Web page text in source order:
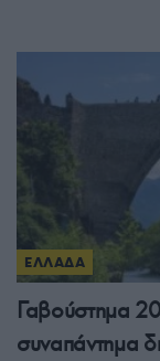
ΕΛΛΑΔΑ
Γαβούστημα
συναπάντημα